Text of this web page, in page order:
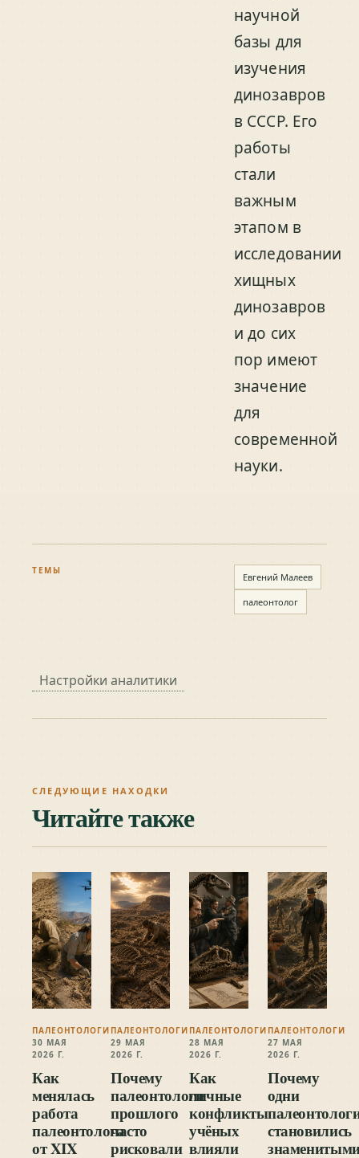
научной
базы для
изучения
динозавров
в СССР. Его
работы
стали
важным
этапом в
исследовании
хищных
динозавров
и до сих
пор имеют
значение
для
современной
науки.
ТЕМЫ
Евгений Малеев
палеонтолог
Настройки аналитики
СЛЕДУЮЩИЕ НАХОДКИ
Читайте также
ПАЛЕОНТОЛОГИ
30 МАЯ
2026 Г.
Как
менялась
работа
палеонтолога
от XIX
ПАЛЕОНТОЛОГИ
29 МАЯ
2026 Г.
Почему
палеонтологи
прошлого
часто
рисковали
ПАЛЕОНТОЛОГИ
28 МАЯ
2026 Г.
Как
личные
конфликты
учёных
влияли
ПАЛЕОНТОЛОГИ
27 МАЯ
2026 Г.
Почему
одни
становились